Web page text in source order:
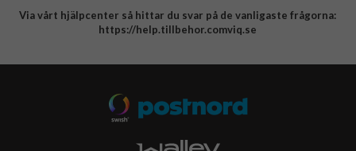
Integritetspolicy
Via vårt hjälpcenter så hittar du svar på de vanligaste frågorna:
https://help.tillbehor.comviq.se